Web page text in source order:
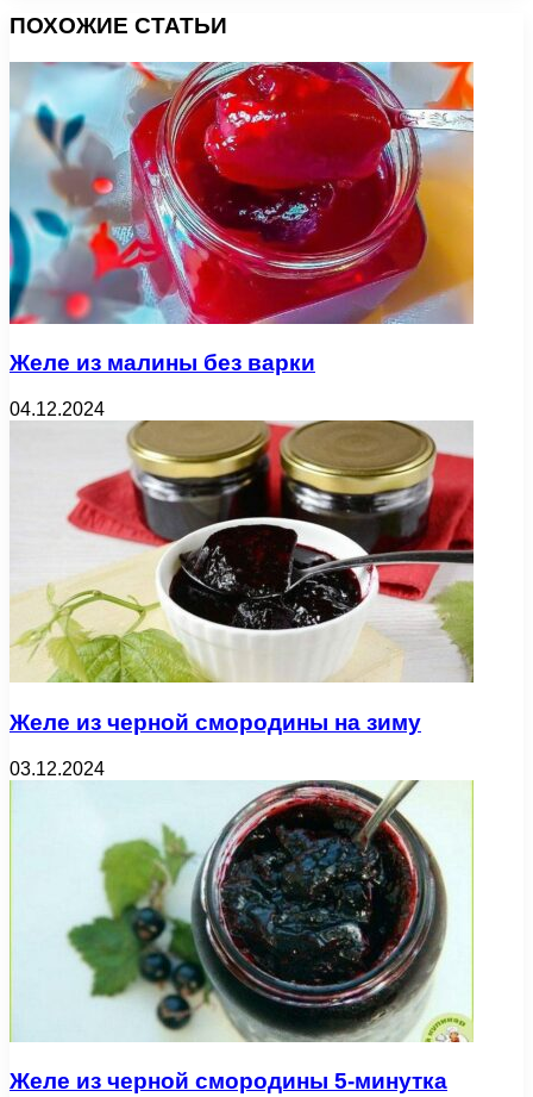
ПОХОЖИЕ СТАТЬИ
Желе из малины без варки
04.12.2024
Желе из черной смородины на зиму
03.12.2024
Желе из черной смородины 5-минутка